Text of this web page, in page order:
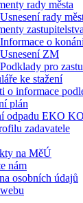
rady města
Usnesení rady
Informace o
Usnesení ZM
Podklady pro
ke stažení
o informace
plán
odpadu EKO
zadavatele
na MěÚ
nám
osobních údajů